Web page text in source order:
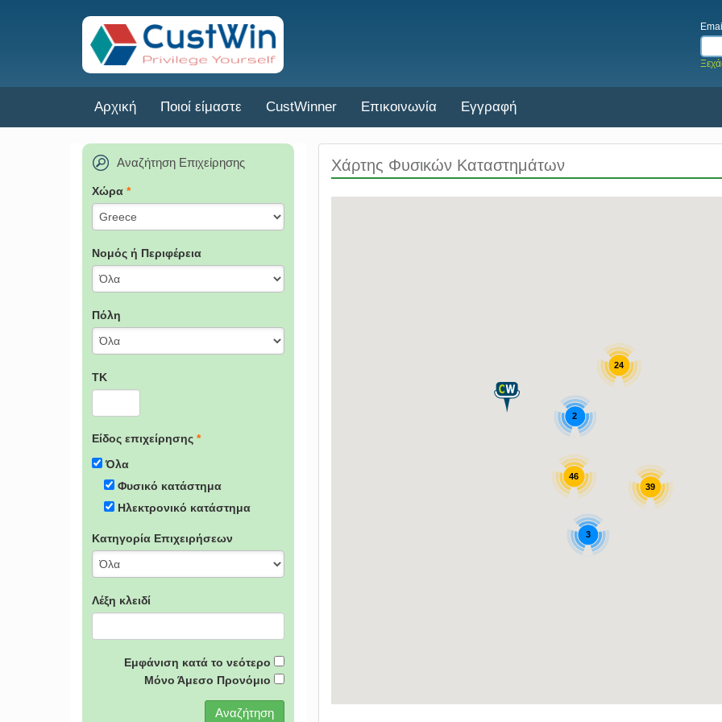
Αρχική Ποιοί είμαστε CustWinner Επικοινωνία Εγγραφή
Αναζήτηση Επιχείρησης
Χώρα *
Νομός ή Περιφέρεια
Πόλη
ΤΚ
Είδος επιχείρησης *
Όλα
Φυσικό κατάστημα
Ηλεκτρονικό κατάστημα
Κατηγορία Επιχειρήσεων
Λέξη κλειδί
Εμφάνιση κατά το νεότερο
Μόνο Άμεσο Προνόμιο
Χάρτης Φυσικών Καταστημάτων
2
39
24
46
3